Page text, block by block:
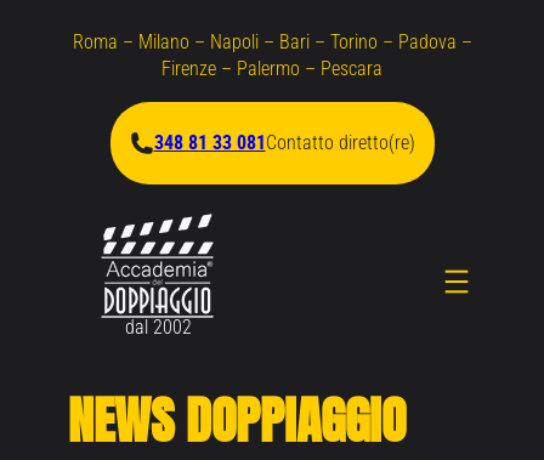
Roma – Milano – Napoli – Bari – Torino – Padova –
Firenze – Palermo – Pescara
348 81 33 081Contatto diretto(re)
dal 2002
NEWS DOPPIAGGIO